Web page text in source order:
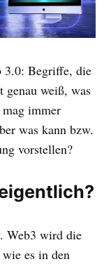
3.0: Begriffe, die
genau weiß, was
immer
was kann bzw.
vorstellen?
Web3 wird die
es in den